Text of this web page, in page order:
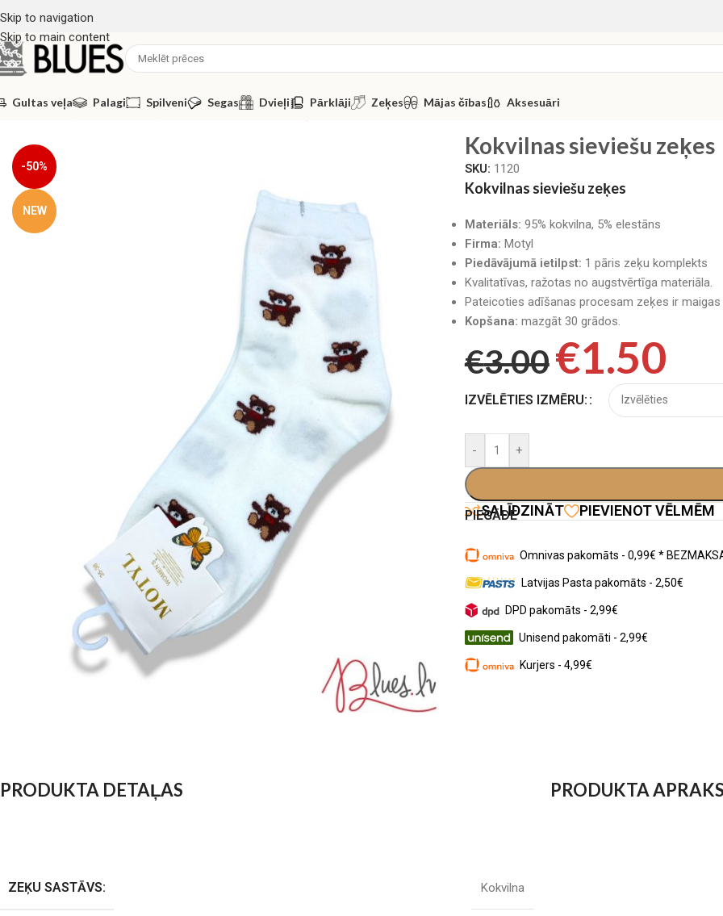
Skip to navigation
Skip to main content
Gultas veļa Palagi Spilveni Segas Dvieļi Pārklāji Zeķes Mājas čības Aksesuāri
Zeķes Kokvilnas sieviešu zeķes
-50%
NEW
Kokvilnas sieviešu zeķes
SKU: 1120
Kokvilnas sieviešu zeķes
Materiāls: 95% kokvilna, 5% elestāns
Firma: Motyl
Piedāvājumā ietilpst: 1 pāris zeķu komplekts
Kvalitatīvas, ražotas no augstvērtīga materiāla.
Pateicoties adīšanas procesam zeķes ir
Kopšana: mazgāt 30 grādos.
€3.00€1.50
IZVĒLĒTIES IZMĒRU:
- +
SALĪDZINĀT PIEVIENOT VĒLMĒM
PIEGĀDE
Omnivas pakomāts - 0,99€ *
Latvijas Pasta pakomāts - 2,50€
DPD pakomāts - 2,99€
Unisend pakomāti - 2,99€
Kurjers - 4,99€
PRODUKTA DETAĻAS
ZEĶU SASTĀVS: Kokvilna
PRODUKTA